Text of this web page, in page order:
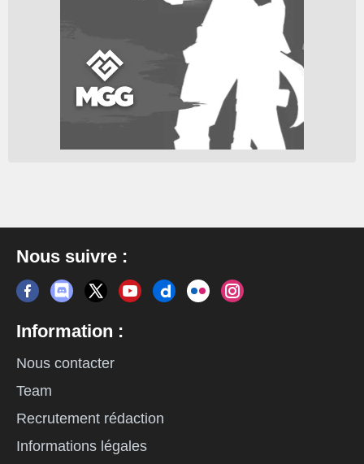
Nous suivre :
Information :
Nous contacter
Team
Recrutement rédaction
Informations légales